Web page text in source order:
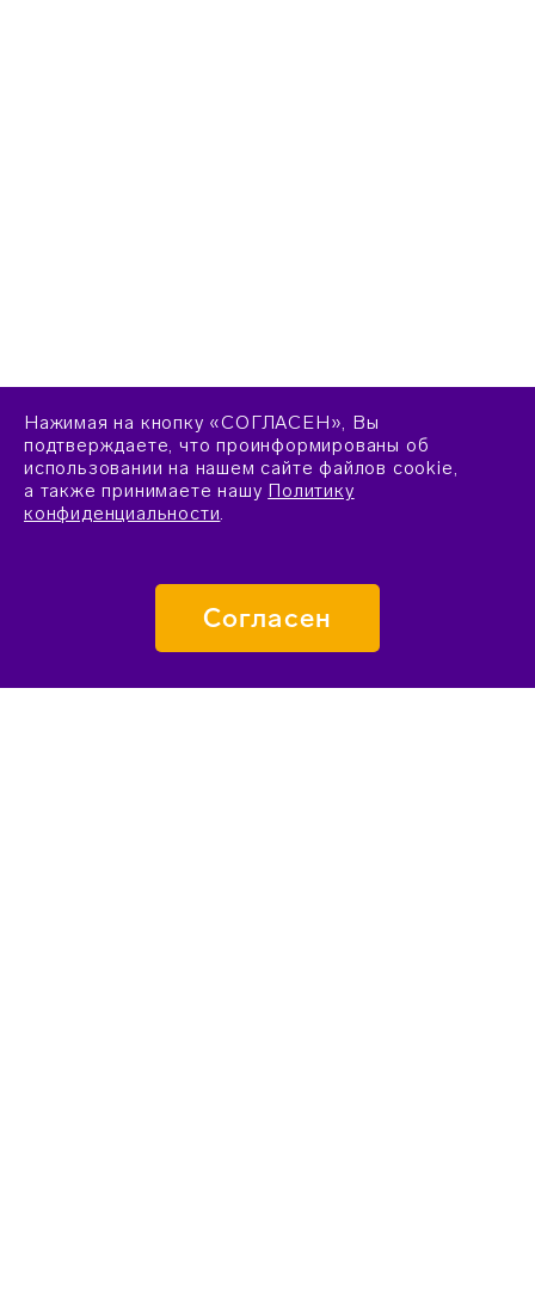
Нажимая на кнопку «СОГЛАСЕН», Вы
подтверждаете, что проинформированы об
использовании на нашем сайте файлов cookie,
а также принимаете нашу Политику
конфиденциальности.
Согласен